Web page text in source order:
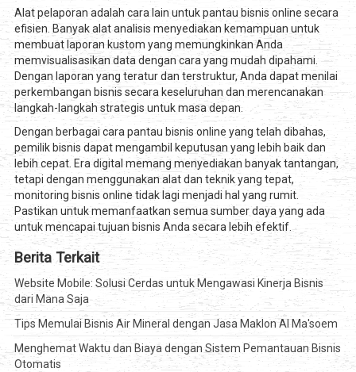
Alat pelaporan adalah cara lain untuk pantau bisnis online secara
efisien. Banyak alat analisis menyediakan kemampuan untuk
membuat laporan kustom yang memungkinkan Anda
memvisualisasikan data dengan cara yang mudah dipahami.
Dengan laporan yang teratur dan terstruktur, Anda dapat menilai
perkembangan bisnis secara keseluruhan dan merencanakan
langkah-langkah strategis untuk masa depan.
Dengan berbagai cara pantau bisnis online yang telah dibahas,
pemilik bisnis dapat mengambil keputusan yang lebih baik dan
lebih cepat. Era digital memang menyediakan banyak tantangan,
tetapi dengan menggunakan alat dan teknik yang tepat,
monitoring bisnis online tidak lagi menjadi hal yang rumit.
Pastikan untuk memanfaatkan semua sumber daya yang ada
untuk mencapai tujuan bisnis Anda secara lebih efektif.
Berita Terkait
Website Mobile: Solusi Cerdas untuk Mengawasi Kinerja Bisnis
dari Mana Saja
Tips Memulai Bisnis Air Mineral dengan Jasa Maklon Al Ma'soem
Menghemat Waktu dan Biaya dengan Sistem Pemantauan Bisnis
Otomatis